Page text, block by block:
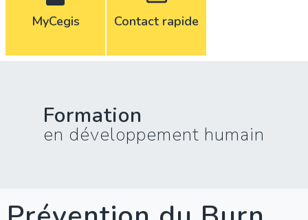
MyCegis Contact rapide
Formation
en développement humain